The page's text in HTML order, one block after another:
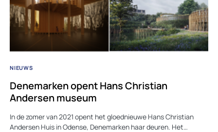
NIEUWS
Denemarken opent Hans Christian
Andersen museum
In de zomer van 2021 opent het gloednieuwe Hans Christian
Andersen Huis in Odense, Denemarken haar deuren. Het…